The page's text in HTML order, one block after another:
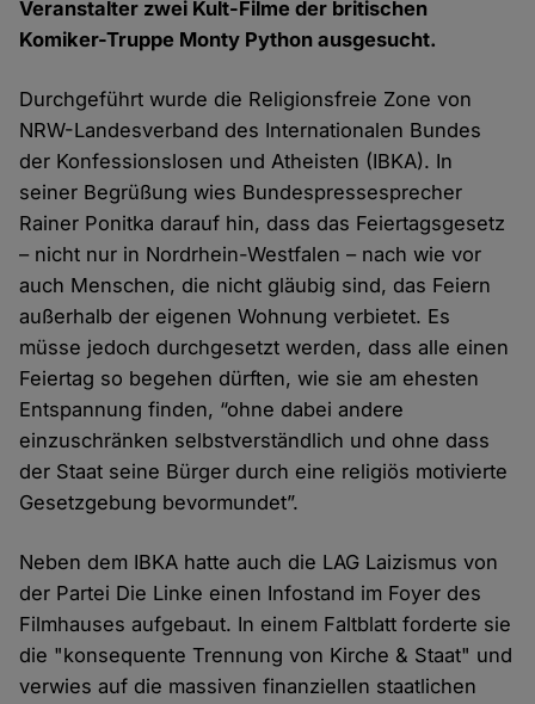
Veranstalter zwei Kult-Filme der britischen
Komiker-Truppe Monty Python ausgesucht.
Durchgeführt wurde die Religionsfreie Zone von
NRW-Landesverband des Internationalen Bundes
der Konfessionslosen und Atheisten (IBKA). In
seiner Begrüßung wies Bundespressesprecher
Rainer Ponitka darauf hin, dass das Feiertagsgesetz
– nicht nur in Nordrhein-Westfalen – nach wie vor
auch Menschen, die nicht gläubig sind, das Feiern
außerhalb der eigenen Wohnung verbietet. Es
müsse jedoch durchgesetzt werden, dass alle einen
Feiertag so begehen dürften, wie sie am ehesten
Entspannung finden, “ohne dabei andere
einzuschränken selbstverständlich und ohne dass
der Staat seine Bürger durch eine religiös motivierte
Gesetzgebung bevormundet”.
Neben dem IBKA hatte auch die LAG Laizismus von
der Partei Die Linke einen Infostand im Foyer des
Filmhauses aufgebaut. In einem Faltblatt forderte sie
die "konsequente Trennung von Kirche & Staat" und
verwies auf die massiven finanziellen staatlichen